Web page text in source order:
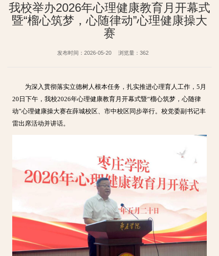
我校举办2026年心理健康教育月开幕式
暨“榴心筑梦，心随律动”心理健康操大
赛
发布时间：2026-05-20 浏览量： 362
为深入贯彻落实立德树人根本任务，扎实推进心理育人工作，5月
20日下午，我校2026年心理健康教育月开幕式暨“榴心筑梦，心随律
动”心理健康操大赛在薛城校区、市中校区同步举行。校党委副书记丰
雷出席活动并讲话。